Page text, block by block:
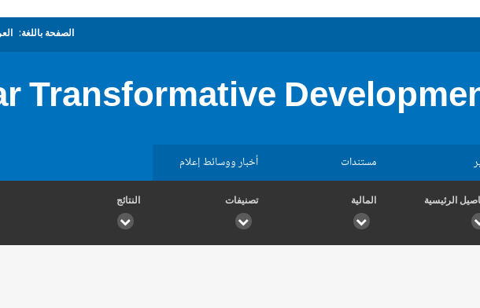
الصفحة باللغة:
Transformative
مستندات أخبار ووسائط إعلام
الرئيسية المالية تصنيفات النتائج